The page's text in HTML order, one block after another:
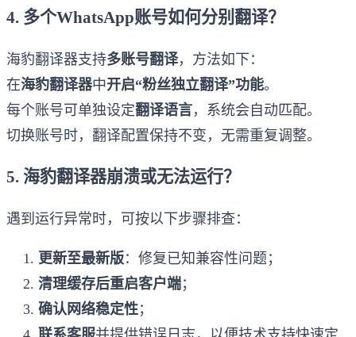
4. 多个WhatsApp账号如何分别翻译？
海豹翻译器支持多账号翻译，方法如下：
在海豹翻译器中开启“粉丝独立翻译”功能。
每个账号可单独设定翻译语言，系统会自动匹配。
切换账号时，翻译配置保持不变，无需重复调整。
5. 海豹翻译器崩溃或无法运行？
遇到运行异常时，可按以下步骤排查：
更新至最新版：修复已知兼容性问题；
清理缓存后重启客户端；
确认网络稳定性；